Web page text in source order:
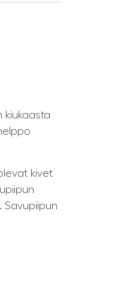
kiukaasta
kivet
Savupiipun